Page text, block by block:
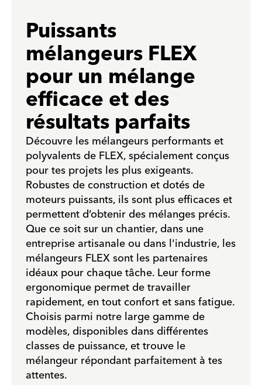
Puissants
mélangeurs FLEX
pour un mélange
efficace et des
résultats parfaits
Découvre les mélangeurs performants et
polyvalents de FLEX, spécialement conçus
pour tes projets les plus exigeants.
Robustes de construction et dotés de
moteurs puissants, ils sont plus efficaces et
permettent d’obtenir des mélanges précis.
Que ce soit sur un chantier, dans une
entreprise artisanale ou dans l'industrie, les
mélangeurs FLEX sont les partenaires
idéaux pour chaque tâche. Leur forme
ergonomique permet de travailler
rapidement, en tout confort et sans fatigue.
Choisis parmi notre large gamme de
modèles, disponibles dans différentes
classes de puissance, et trouve le
mélangeur répondant parfaitement à tes
attentes.